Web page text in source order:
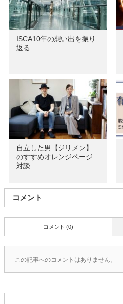
ISCA10年の想い出を振り
返る
自立した男【ジリメン】
のすすめオレンジページ
対談
コメント
コメント (0)
この記事へのコメントはありません。